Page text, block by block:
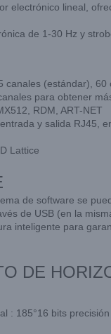
electrónico lineal,
de 1-30 Hz y
canales (estándar), 60
para obtener
RDM, ART-NET
y salida RJ45,
Lattice
de software se
de USB (en la
inteligente para
DE
: 185°16 bits precisión